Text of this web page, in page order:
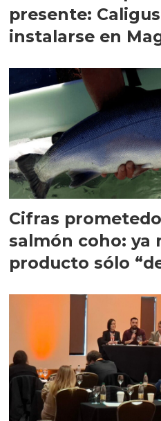
presente:
instalarse en
Cifras
salmón coho: ya
producto sólo